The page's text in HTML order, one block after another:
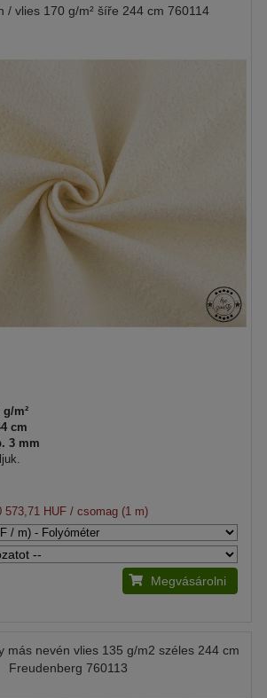
/ vlies 170 g/m² šíře 244 cm 760114
g/m²
cm
3 mm
573,71 HUF/ csomag (1 m)
Megvásárolni
más nevén vlies 135 g/m2 széles 244 cm
Freudenberg 760113